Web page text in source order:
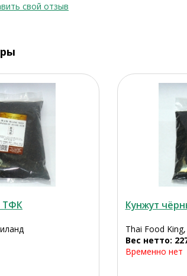
свой отзыв
ТФК Кунжут
Thai Food
Вес нетто:
Временно нет